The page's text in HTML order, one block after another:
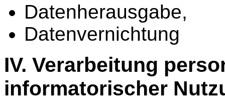
Datenherausgabe,
Datenvernichtung
IV. Verarbeitung
informatorischer